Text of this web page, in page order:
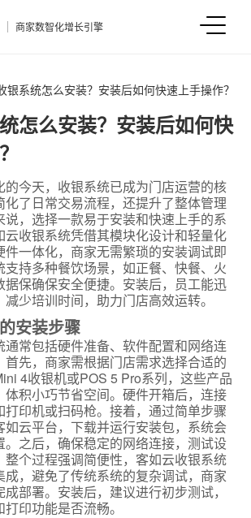
商家数智化增长引擎
银系统怎么安装？安装后如何快速上手操作？
怎么安装？安装后如何快
的今天，收银系统已成为门店运营的核
化了日常交易流程，还提升了整体管理
说，选择一款易于安装和快速上手的系
云收银系统凭借其模块化设计和轻量化
一体化，商家无需繁琐的安装调试即
支持多种餐饮场景，如正餐、快餐、火
据保确保安全便捷。安装后，员工能迅
少培训时间，助力门店高效运转。
安装步骤
通常包括硬件准备、软件配置和网络连
先，商家需根据门店需求选择合适的
4收银机或POS 5 Pro系列，这些产品
体积小巧节省空间。硬件开箱后，连接
打印机或扫码枪。接着，通过简单步骤
如云平台，下载并运行安装包，系统会
。之后，确保稳定的网络连接，测试设
整个过程强调简便性，客如云收银系统
，避免了传统系统的复杂调试，商家
部署。安装后，建议进行初步测试，
印功能是否流畅。